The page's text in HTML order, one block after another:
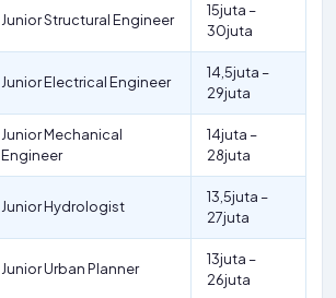
Junior Structural Engineer
15juta –
30juta
Junior Electrical Engineer
14,5juta –
29juta
Junior Mechanical
Engineer
14juta –
28juta
Junior Hydrologist
13,5juta –
27juta
Junior Urban Planner
13juta –
26juta